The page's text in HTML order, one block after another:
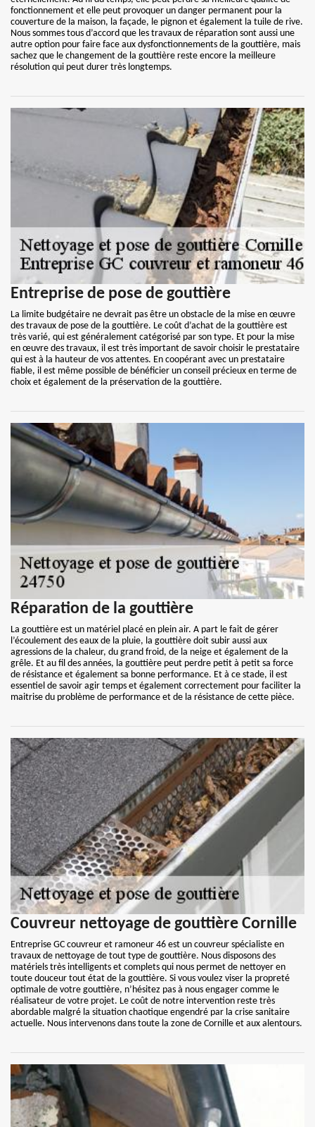
fonctionnement et elle peut provoquer un danger permanent pour la
couverture de la maison, la façade, le pignon et également la tuile de rive.
Nous sommes tous d’accord que les travaux de réparation sont aussi une
autre option pour faire face aux dysfonctionnements de la gouttière, mais
sachez que le changement de la gouttière reste encore la meilleure
résolution qui peut durer très longtemps.
Entreprise de pose de gouttière
La limite budgétaire ne devrait pas être un obstacle de la mise en œuvre
des travaux de pose de la gouttière. Le coût d’achat de la gouttière est
très varié, qui est généralement catégorisé par son type. Et pour la mise
en œuvre des travaux, il est très important de savoir choisir le prestataire
qui est à la hauteur de vos attentes. En coopérant avec un prestataire
fiable, il est même possible de bénéficier un conseil précieux en terme de
choix et également de la préservation de la gouttière.
Réparation de la gouttière
La gouttière est un matériel placé en plein air. A part le fait de gérer
l’écoulement des eaux de la pluie, la gouttière doit subir aussi aux
agressions de la chaleur, du grand froid, de la neige et également de la
grêle. Et au fil des années, la gouttière peut perdre petit à petit sa force
de résistance et également sa bonne performance. Et à ce stade, il est
essentiel de savoir agir temps et également correctement pour faciliter la
maitrise du problème de performance et de la résistance de cette pièce.
Couvreur nettoyage de gouttière Cornille
Entreprise GC couvreur et ramoneur 46 est un couvreur spécialiste en
travaux de nettoyage de tout type de gouttière. Nous disposons des
matériels très intelligents et complets qui nous permet de nettoyer en
toute douceur tout état de la gouttière. Si vous voulez viser la propreté
optimale de votre gouttière, n’hésitez pas à nous engager comme le
réalisateur de votre projet. Le coût de notre intervention reste très
abordable malgré la situation chaotique engendré par la crise sanitaire
actuelle. Nous intervenons dans toute la zone de Cornille et aux alentours.